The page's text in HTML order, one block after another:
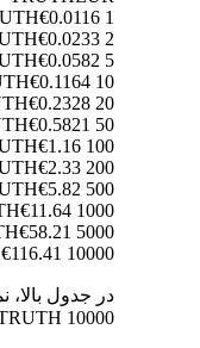
1 TRUTH
€0.0116
2 TRUTH
€0.0233
5 TRUTH
€0.0582
10 TRUTH
€0.1164
20 TRUTH
€0.2328
50 TRUTH
€0.5821
100 TRUTH
€1.16
200 TRUTH
€2.33
500 TRUTH
€5.82
1000 TRUTH
€11.64
5000 TRUTH
€58.21
10000 TRUTH
€116.41
10000 TRUTH به EUR را پوشش می‌دهد و به شما امکان می‌دهد ارزش هر تبدیل را به وضوح درک کنید.